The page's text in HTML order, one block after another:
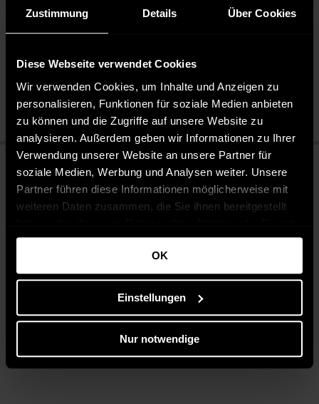
Zustimmung Details Über Cookies
Diese Webseite verwendet Cookies
Wir verwenden Cookies, um Inhalte und Anzeigen zu
personalisieren, Funktionen für soziale Medien anbieten
zu können und die Zugriffe auf unsere Website zu
analysieren. Außerdem geben wir Informationen zu Ihrer
Verwendung unserer Website an unsere Partner für
soziale Medien, Werbung und Analysen weiter. Unsere
Partner führen diese Informationen möglicherweise mit
weiteren Daten zusammen, die Sie ihnen bereitgestellt
gesammelt haben.
OK
Einstellungen
Nur notwendige
Pflegehinweise
Bleichen nicht erlaubt
Nicht chemisch reinigen
Bügeln mit mittlerer Temperatur